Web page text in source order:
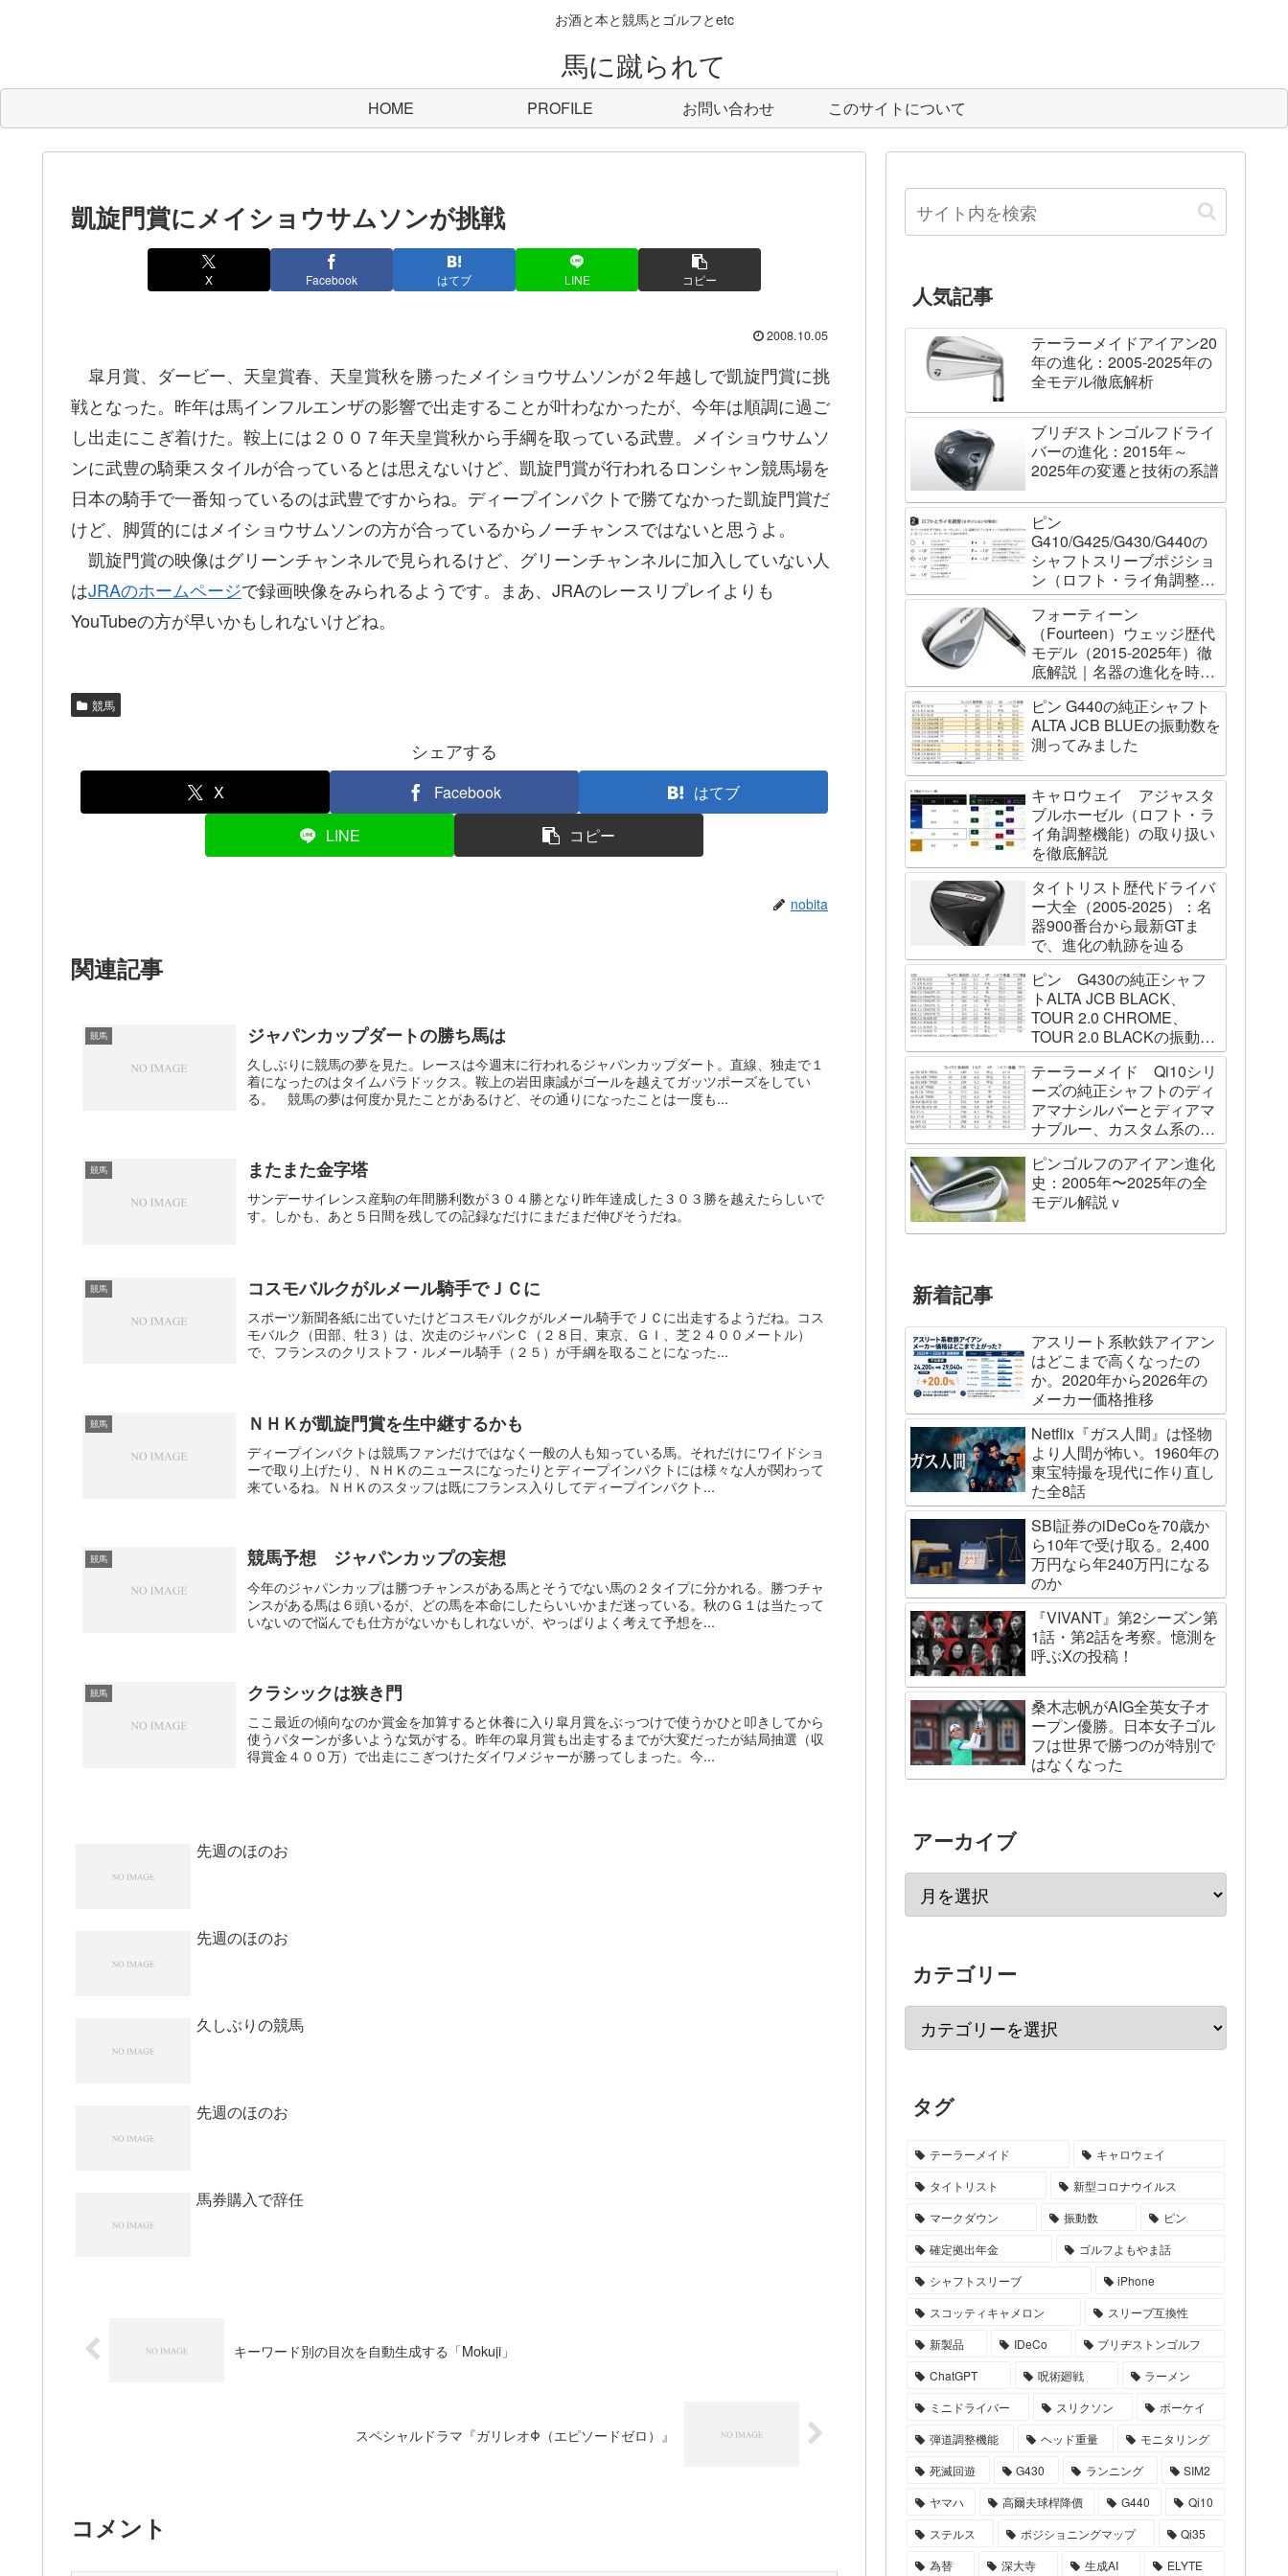
お酒と本と競馬とゴルフとetc
馬に蹴られて
HOME PROFILE お問い合わせ このサイトについて
凱旋門賞にメイショウサムソンが挑戦
X Facebook はてブ LINE コピー
2008.10.05
皐月賞、ダービー、天皇賞春、天皇賞秋を勝ったメイショウサムソンが２年越しで凱旋門賞に挑
戦となった。昨年は馬インフルエンザの影響で出走することが叶わなかったが、今年は順調に過ご
し出走にこぎ着けた。鞍上には２００７年天皇賞秋から手綱を取っている武豊。メイショウサムソ
ンに武豊の騎乗スタイルが合っているとは思えないけど、凱旋門賞が行われるロンシャン競馬場を
日本の騎手で一番知っているのは武豊ですからね。ディープインパクトで勝てなかった凱旋門賞だ
けど、脚質的にはメイショウサムソンの方が合っているからノーチャンスではないと思うよ。
凱旋門賞の映像はグリーンチャンネルで見られるけど、グリーンチャンネルに加入していない人
はJRAのホームページで録画映像をみられるようです。まあ、JRAのレースリプレイよりも
YouTubeの方が早いかもしれないけどね。
競馬
シェアする
X Facebook
はてブ
LINE
コピー
nobita
関連記事
競馬 ジャパンカップダートの勝ち馬は
久しぶりに競馬の夢を見た。レースは今週末に行われるジャパンカップダート。直線、独走で１
着になったのはタイムパラドックス。鞍上の岩田康誠がゴールを越えてガッツポーズをしてい
る。 競馬の夢は何度か見たことがあるけど、その通りになったことは一度も...
競馬 またまた金字塔
サンデーサイレンス産駒の年間勝利数が３０４勝となり昨年達成した３０３勝を越えたらしいで
す。しかも、あと５日間を残しての記録なだけにまだまだ伸びそうだね。
競馬 コスモバルクがルメール騎手でＪＣに
スポーツ新聞各紙に出ていたけどコスモバルクがルメール騎手でＪＣに出走するようだね。コス
モバルク（田部、牡３）は、次走のジャパンＣ（２８日、東京、ＧＩ、芝２４００メートル）
で、フランスのクリストフ・ルメール騎手（２５）が手綱を取ることになった...
競馬 ＮＨＫが凱旋門賞を生中継するかも
ディープインパクトは競馬ファンだけではなく一般の人も知っている馬。それだけにワイドショ
ーで取り上げたり、ＮＨＫのニュースになったりとディープインパクトには様々な人が関わって
来ているね。ＮＨＫのスタッフは既にフランス入りしてディープインパクト...
競馬 競馬予想 ジャパンカップの妄想
今年のジャパンカップは勝つチャンスがある馬とそうでない馬の２タイプに分かれる。勝つチャ
ンスがある馬は６頭いるが、どの馬を本命にしたらいいかまだ迷っている。秋のＧ１は当たって
いないので悩んでも仕方がないかもしれないが、やっぱりよく考えて予想を...
競馬 クラシックは狭き門
ここ最近の傾向なのか賞金を加算すると休養に入り皐月賞をぶっつけで使うかひと叩きしてから
使うパターンが多いような気がする。昨年の皐月賞も出走するまでが大変だったが結局抽選（収
得賞金４００万）で出走にこぎつけたダイワメジャーが勝ってしまった。今...
先週のほのお
先週のほのお
久しぶりの競馬
先週のほのお
馬券購入で辞任
キーワード別の目次を自動生成する「Mokuji」
スペシャルドラマ『ガリレオΦ（エピソードゼロ）』
コメント
人気記事
テーラーメイドアイアン20
年の進化：2005-2025年の
全モデル徹底解析
ブリヂストンゴルフドライ
バーの進化：2015年～
2025年の変遷と技術の系譜
ピン
G410/G425/G430/G440の
シャフトスリーブポジショ
ン（ロフト・ライ角調整機
能）について
フォーティーン
（Fourteen）ウェッジ歴代
モデル（2015-2025年）徹
底解説｜名器の進化を時系
列で辿る
ピン G440の純正シャフト
ALTA JCB BLUEの振動数を
測ってみました
キャロウェイ アジャスタ
ブルホーゼル（ロフト・ラ
イ角調整機能）の取り扱い
を徹底解説
タイトリスト歴代ドライバ
ー大全（2005-2025）：名
器900番台から最新GTま
で、進化の軌跡を辿る
ピン G430の純正シャフ
トALTA JCB BLACK、
TOUR 2.0 CHROME、
TOUR 2.0 BLACKの振動数
を測ってみました
テーラーメイド Qi10シリ
ーズの純正シャフトのディ
アマナシルバーとディアマ
ナブルー、カスタム系の
SPEEDER NK BLACK、
TOUR AD VF、Diamana
WBの振動数を測ってみた
ピンゴルフのアイアン進化
史：2005年〜2025年の全
モデル解説ｖ
新着記事
アスリート系軟鉄アイアン
はどこまで高くなったの
か。2020年から2026年の
メーカー価格推移
Netflix『ガス人間』は怪物
より人間が怖い。1960年の
東宝特撮を現代に作り直し
た全8話
SBI証券のiDeCoを70歳か
ら10年で受け取る。2,400
万円なら年240万円になる
のか
『VIVANT』第2シーズン第
1話・第2話を考察。憶測を
呼ぶXの投稿！
桑木志帆がAIG全英女子オ
ープン優勝。日本女子ゴル
フは世界で勝つのが特別で
はなくなった
アーカイブ
カテゴリー
タグ
テーラーメイド
キャロウェイ
タイトリスト
新型コロナウイルス
マークダウン
振動数
ピン
確定拠出年金
ゴルフよもやま話
シャフトスリーブ
iPhone
スコッティキャメロン
スリーブ互換性
新製品
IDeCo
ブリヂストンゴルフ
ChatGPT
呪術廻戦
ラーメン
ミニドライバー
スリクソン
ボーケイ
弾道調整機能
ヘッド重量
モニタリング
死滅回遊
G430 ランニング
SIM2
ヤマハ
高爾夫球桿降價 G440
Qi10
ステルス
ポジショニングマップ
Qi35
為替
深大寺 生成AI
ELYTE